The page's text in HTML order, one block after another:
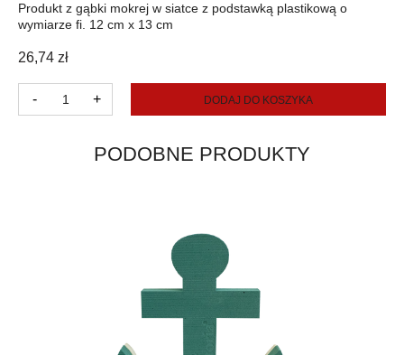
26,74 zł
Produkt z gąbki mokrej w siatce z podstawką plastikową o
wymiarze fi. 12 cm x 13 cm
-
ilość
Kula
na
+ DODAJ DO KOSZYKA
PODOBNE PRODUKTY